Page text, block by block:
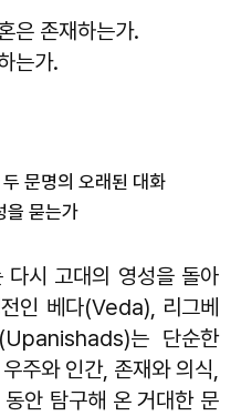
은 존재하는가.
는가.
문명의 오래된 대화
을 묻는가
시 고대의 영성을 돌아
인 베다(Veda), 리그베
는 단순한
주와 인간, 존재와 의식,
안 탐구해 온 거대한 문